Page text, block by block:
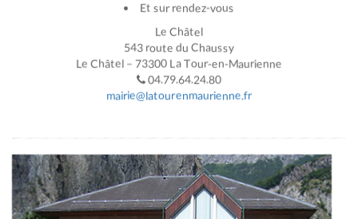
Et sur rendez-vous
Le Châtel
543 route du Chaussy
Le Châtel – 73300 La Tour-en-Maurienne
04.79.64.24.80
mairie@latourenmaurienne.fr